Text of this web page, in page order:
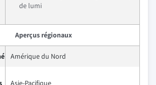
de lumi
Aperçus régionaux
Amérique du Nord
Asie-Pacifique